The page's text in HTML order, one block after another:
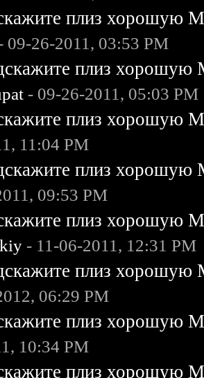
плиз хорошую
09-26-2011, 03:53 PM
плиз хорошую
- 09-26-2011, 05:03 PM
плиз хорошую
11:04 PM
плиз хорошую
09:53 PM
плиз хорошую
- 11-06-2011, 12:31 PM
плиз хорошую
06:29 PM
плиз хорошую
10:34 PM
плиз хорошую